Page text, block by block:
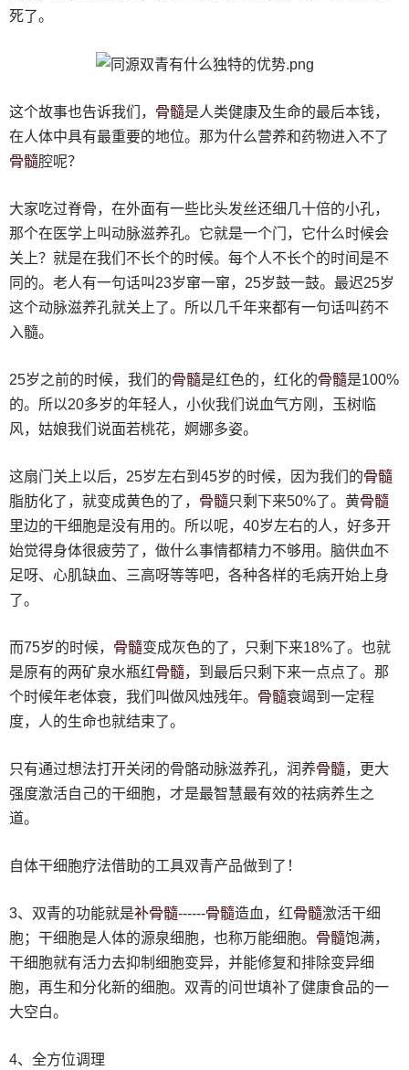
死了。
这个故事也告诉我们， 骨髓是人类健康及生命的最后本钱，
在人体中具有最重要的地位。那为什么营养和药物进入不了
骨髓腔呢？
大家吃过脊骨，在外面有一些比头发丝还细几十倍的小孔，
那个在医学上叫动脉滋养孔。它就是一个门，它什么时候会
关上？就是在我们不长个的时候。每个人不长个的时间是不
同的。老人有一句话叫23岁窜一窜，25岁鼓一鼓。最迟25岁
这个动脉滋养孔就关上了。所以几千年来都有一句话叫药不
入髓。
25岁之前的时候，我们的骨髓是红色的，红化的骨髓是100%
的。所以20多岁的年轻人，小伙我们说血气方刚，玉树临
风，姑娘我们说面若桃花，婀娜多姿。
这扇门关上以后，25岁左右到45岁的时候，因为我们的骨髓
脂肪化了，就变成黄色的了， 骨髓只剩下来50%了。黄骨髓
里边的干细胞是没有用的。所以呢，40岁左右的人，好多开
始觉得身体很疲劳了，做什么事情都精力不够用。脑供血不
足呀、心肌缺血、三高呀等等吧，各种各样的毛病开始上身
了。
而75岁的时候， 骨髓变成灰色的了，只剩下来18%了。也就
是原有的两矿泉水瓶红骨髓，到最后只剩下来一点点了。那
个时候年老体衰，我们叫做风烛残年。 骨髓衰竭到一定程
度，人的生命也就结束了。
只有通过想法打开关闭的骨骼动脉滋养孔，润养骨髓，更大
强度激活自己的干细胞，才是最智慧最有效的祛病养生之
道。
自体干细胞疗法借助的工具双青产品做到了！
3、双青的功能就是补骨髓------骨髓造血，红骨髓激活干细
胞；干细胞是人体的源泉细胞，也称万能细胞。 骨髓饱满，
干细胞就有活力去抑制细胞变异，并能修复和排除变异细
胞，再生和分化新的细胞。双青的问世填补了健康食品的一
大空白。
4、全方位调理